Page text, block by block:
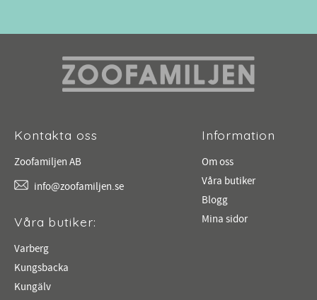
Kontakta oss
Zoofamiljen AB
info@zoofamiljen.se
Våra butiker:
Varberg
Kungsbacka
Kungälv
Information
Om oss
Våra butiker
Blogg
Mina sidor